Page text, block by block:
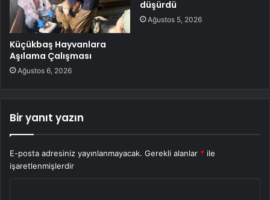
Küçükbaş Hayvanlara
Aşılama Çalışması
Ağustos 6, 2026
düşürdü
Ağustos 5, 2026
Bir yanıt yazın
E-posta adresiniz yayınlanmayacak. Gerekli alanlar * ile
işaretlenmişlerdir